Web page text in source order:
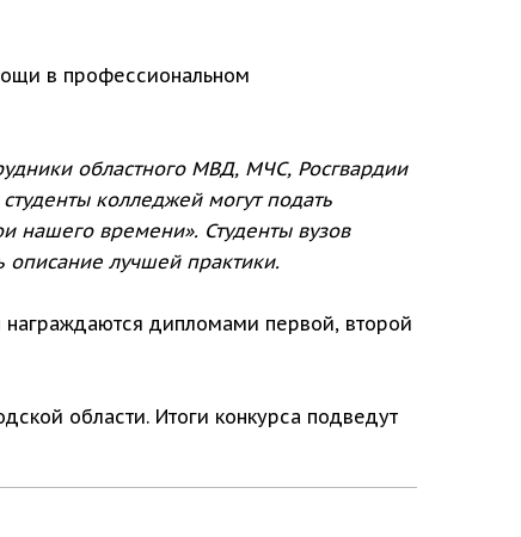
в профессиональном
областного МВД, МЧС, Росгвардии
колледжей могут подать
нашего времени». Студенты вузов
лучшей практики.
дипломами первой, второй
области. Итоги конкурса подведут